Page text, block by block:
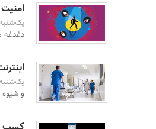
یک‌شنبه 17 اردیبهشت 96، 15:35 -
دغدغه
یک‌شنبه 17 اردیبهشت 96، 09:38 -
و